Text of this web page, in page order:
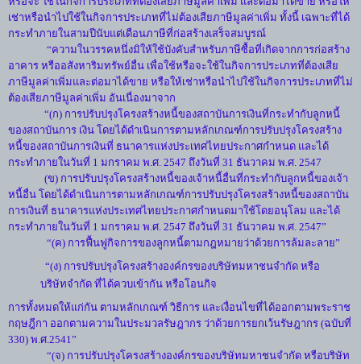
เช่าหรือนำไปใช้ในกิจการประเภทที่ไม่ต้องเสียภาษีมูลค่าเพิ่ม ทั้งนี้ เฉพาะที่ได้
กระทำภายในสามปีนับแต่เดือนภาษีที่ก่อสร้างเสร็จสมบูรณ์
“ความในวรรคหนึ่งมิให้ใช้บังคับสำหรับภาษีซื้อที่เกิดจากการก่อสร้าง
อาคาร หรืออสังหาริมทรัพย์อื่น เพื่อใช้หรือจะใช้ในกิจการประเภทที่ต้องเสีย
ภาษีมูลค่าเพิ่มและต่อมาได้ขาย หรือให้เช่าหรือนำไปใช้ในกิจการประเภทที่ไม่
ต้องเสียภาษีมูลค่าเพิ่ม อันเนื่องมาจาก
“(ก) การปรับปรุงโครงสร้างหนี้ของสถาบันการเงินที่กระทำกับลูกหนี้
ของสถาบันการ เงิน โดยได้ดำเนินการตามหลักเกณฑ์การปรับปรุงโครงสร้าง
หนี้ของสถาบันการเงินที่ ธนาคารแห่งประเทศไทยประกาศกำหนด และได้
กระทำภายในวันที่ 1 มกราคม พ.ศ. 2547 ถึงวันที่ 31 ธันวาคม พ.ศ. 2547
(ข) การปรับปรุงโครงสร้างหนี้ของเจ้าหนี้อื่นที่กระทำกับลูกหนี้ของเจ้า
หนี้อื่น โดยได้ดำเนินการตามหลักเกณฑ์การปรับปรุงโครงสร้างหนี้ของสถาบัน
การเงินที่ ธนาคารแห่งประเทศไทยประกาศกำหนดมาใช้โดยอนุโลม และได้
กระทำภายในวันที่ 1 มกราคม พ.ศ. 2547 ถึงวันที่ 31 ธันวาคม พ.ศ. 2547”
“(ค) การฟื้นฟูกิจการของลูกหนี้ตามกฎหมายว่าด้วยการล้มละลาย”
“(ง) การปรับปรุงโครงสร้างองค์กรของบริษัทมหาชนจำกัด หรือ
บริษัทจำกัด ที่ได้ควบเข้ากัน หรือโอนกิจ
การทั้งหมดให้แก่กัน ตามหลักเกณฑ์ วิธีการ และเงื่อนไขที่ได้ออกตามพระราช
กฤษฎีกา ออกตามความในประมวลรัษฎากร ว่าด้วยการยกเว้นรัษฎากร (ฉบับที่
330) พ.ศ.2541”
“(จ) การปรับปรุงโครงสร้างองค์กรของบริษัทมหาชนจำกัด หรือบริษัท